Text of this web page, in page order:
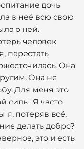
дочь
в неё всю свою
о ней.
человек
перестать
Она
Она не
Для меня это
силы. Я часто
я, потеряв всё,
делать добро?
это и есть